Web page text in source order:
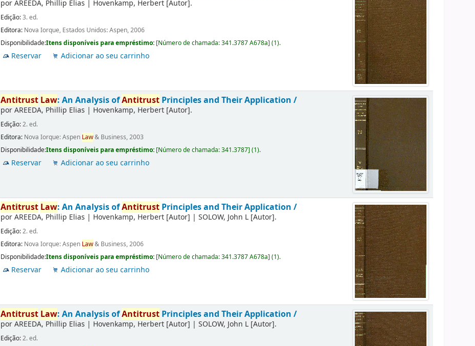
porAREEDA, Phillip Elias | Hovenkamp, Herbert [Autor].
Edição:3. ed.
Editora: Nova Iorque, Estados Unidos: Aspen, 2006
Disponibilidade:Itens disponíveis para empréstimo: [Número de chamada:341.3787 A678a](1).
Reservar Adicionar ao seu carrinho
Antitrust Law: An Analysis ofAntitrust Principles and Their Application /
porAREEDA, Phillip Elias | Hovenkamp, Herbert [Autor].
Edição:2. ed.
Editora: Nova Iorque: Aspen Law& Business, 2003
Disponibilidade:Itens disponíveis para empréstimo: [Número de chamada:341.3787](1).
Reservar Adicionar ao seu carrinho
Antitrust Law: An Analysis ofAntitrust Principles and Their Application /
porAREEDA, Phillip Elias | Hovenkamp, Herbert [Autor] |SOLOW, John L [Autor].
Edição:2. ed.
Editora: Nova Iorque: Aspen Law& Business, 2006
Disponibilidade:Itens disponíveis para empréstimo: [Número de chamada:341.3787 A678a](1).
Reservar Adicionar ao seu carrinho
Antitrust Law: An Analysis ofAntitrust Principles and Their Application /
porAREEDA, Phillip Elias | Hovenkamp, Herbert [Autor] |SOLOW, John L [Autor].
Edição:2. ed.